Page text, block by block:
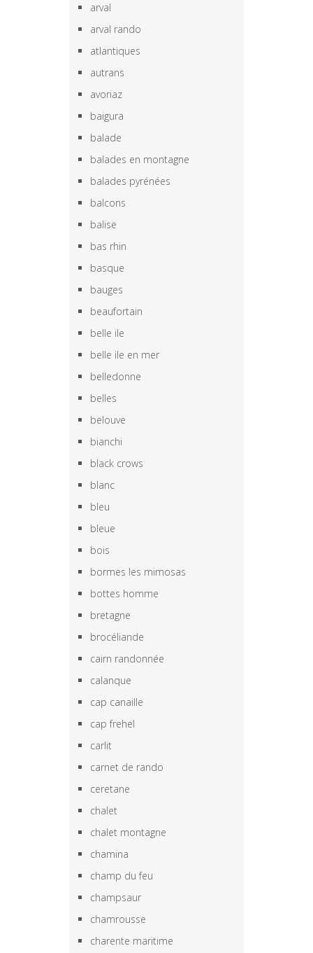
arval
arval rando
atlantiques
autrans
avoriaz
baigura
balade
balades en montagne
balades pyrénées
balcons
balise
bas rhin
basque
bauges
beaufortain
belle ile
belle ile en mer
belledonne
belles
belouve
bianchi
black crows
blanc
bleu
bleue
bois
bormes les mimosas
bottes homme
bretagne
brocéliande
cairn randonnée
calanque
cap canaille
cap frehel
carlit
carnet de rando
ceretane
chalet
chalet montagne
chamina
champ du feu
champsaur
chamrousse
charente maritime